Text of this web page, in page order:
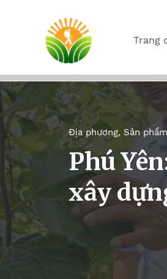
Trang
Địa phương, Sản phẩm
Phú
xây